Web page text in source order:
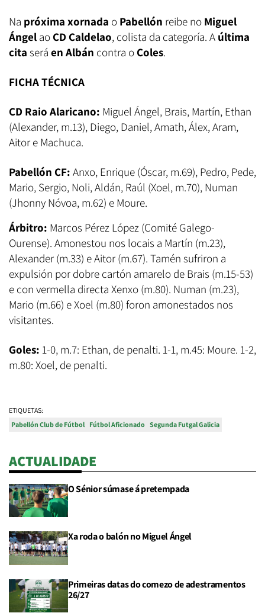
Na próxima xornada o Pabellón reibe no Miguel
Ángel ao CD Caldelao, colista da categoría. A última
cita será en Albán contra o Coles.
FICHA TÉCNICA
CD Raio Alaricano: Miguel Ángel, Brais, Martín, Ethan
(Alexander, m.13), Diego, Daniel, Amath, Álex, Aram,
Aitor e Machuca.
Pabellón CF: Anxo, Enrique (Óscar, m.69), Pedro, Pede,
Mario, Sergio, Noli, Aldán, Raúl (Xoel, m.70), Numan
(Jhonny Nóvoa, m.62) e Moure.
Árbitro: Marcos Pérez López (Comité Galego-
Ourense). Amonestou nos locais a Martín (m.23),
Alexander (m.33) e Aitor (m.67). Tamén sufriron a
expulsión por dobre cartón amarelo de Brais (m.15-53)
e con vermella directa Xenxo (m.80). Numan (m.23),
Mario (m.66) e Xoel (m.80) foron amonestados nos
visitantes.
Goles: 1-0, m.7: Ethan, de penalti. 1-1, m.45: Moure. 1-2,
m.80: Xoel, de penalti.
ETIQUETAS:
Pabellón Club de Fútbol Fútbol Aficionado Segunda Futgal Galicia
ACTUALIDADE
O Sénior súmase á pretempada
Xa roda o balón no Miguel Ángel
Primeiras datas do comezo de adestramentos
26/27